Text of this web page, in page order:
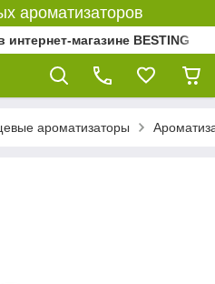
ароматизаторов
магазине BESTING
ароматизаторы